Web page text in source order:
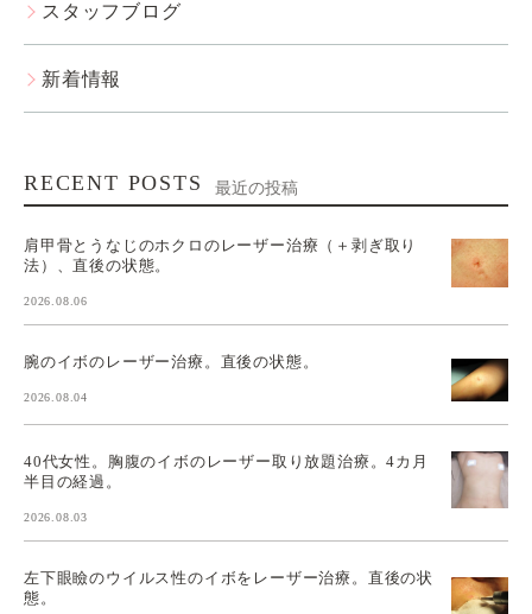
スタッフブログ
新着情報
RECENT POSTS 最近の投稿
肩甲骨とうなじのホクロのレーザー治療（＋剥ぎ取り
法）、直後の状態。
2026.08.06
腕のイボのレーザー治療。直後の状態。
2026.08.04
40代女性。胸腹のイボのレーザー取り放題治療。4カ月
半目の経過。
2026.08.03
左下眼瞼のウイルス性のイボをレーザー治療。直後の状
態。